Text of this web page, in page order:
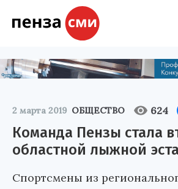
2 марта 2019 ОБЩЕСТВО 624
Команда Пензы стала
областной лыжной
Спортсмены из